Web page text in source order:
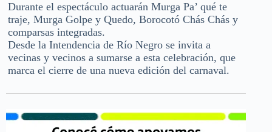
Durante el espectáculo actuarán Murga Pa’ qué te
traje, Murga Golpe y Quedo, Borocotó Chás Chás y
comparsas integradas.
Desde la Intendencia de Río Negro se invita a
vecinas y vecinos a sumarse a esta celebración, que
marca el cierre de una nueva edición del carnaval.